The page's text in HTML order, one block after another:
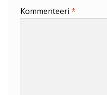
Kommenteeri *